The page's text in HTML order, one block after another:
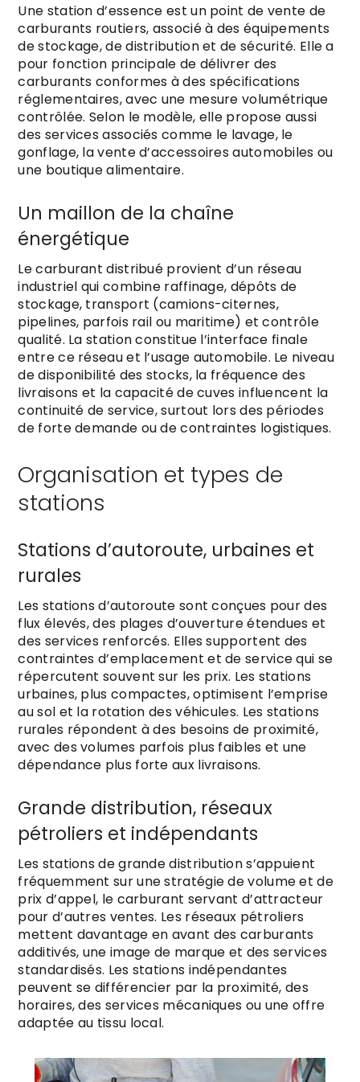
Une station d’essence est un point de vente de
carburants routiers, associé à des équipements
de stockage, de distribution et de sécurité. Elle a
pour fonction principale de délivrer des
carburants conformes à des spécifications
réglementaires, avec une mesure volumétrique
contrôlée. Selon le modèle, elle propose aussi
des services associés comme le lavage, le
gonflage, la vente d’accessoires automobiles ou
une boutique alimentaire.
Un maillon de la chaîne
énergétique
Le carburant distribué provient d’un réseau
industriel qui combine raffinage, dépôts de
stockage, transport (camions-citernes,
pipelines, parfois rail ou maritime) et contrôle
qualité. La station constitue l’interface finale
entre ce réseau et l’usage automobile. Le niveau
de disponibilité des stocks, la fréquence des
livraisons et la capacité de cuves influencent la
continuité de service, surtout lors des périodes
de forte demande ou de contraintes logistiques.
Organisation et types de
stations
Stations d’autoroute, urbaines et
rurales
Les stations d’autoroute sont conçues pour des
flux élevés, des plages d’ouverture étendues et
des services renforcés. Elles supportent des
contraintes d’emplacement et de service qui se
répercutent souvent sur les prix. Les stations
urbaines, plus compactes, optimisent l’emprise
au sol et la rotation des véhicules. Les stations
rurales répondent à des besoins de proximité,
avec des volumes parfois plus faibles et une
dépendance plus forte aux livraisons.
Grande distribution, réseaux
pétroliers et indépendants
Les stations de grande distribution s’appuient
fréquemment sur une stratégie de volume et de
prix d’appel, le carburant servant d’attracteur
pour d’autres ventes. Les réseaux pétroliers
mettent davantage en avant des carburants
additivés, une image de marque et des services
standardisés. Les stations indépendantes
peuvent se différencier par la proximité, des
horaires, des services mécaniques ou une offre
adaptée au tissu local.